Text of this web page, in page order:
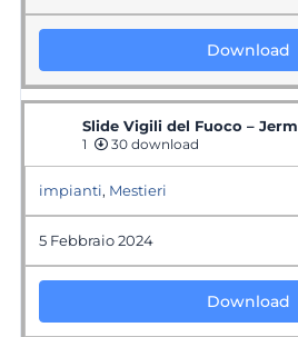
Download
Slide Vigili del Fuoco –
1 30 download
impianti, Mestieri
5 Febbraio 2024
Download